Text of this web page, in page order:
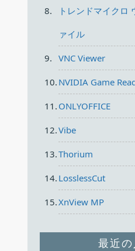
トレンドマイクロ
ァイル
VNC Viewer
NVIDIA Game
ONLYOFFICE
Vibe
Thorium
LosslessCut
XnView MP
最近の